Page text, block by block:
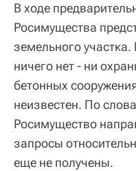
В ходе
Росимущества
земельного
ничего нет - ни
бетонных
неизвестен. По
Росимущество
запросы
еще не получены.